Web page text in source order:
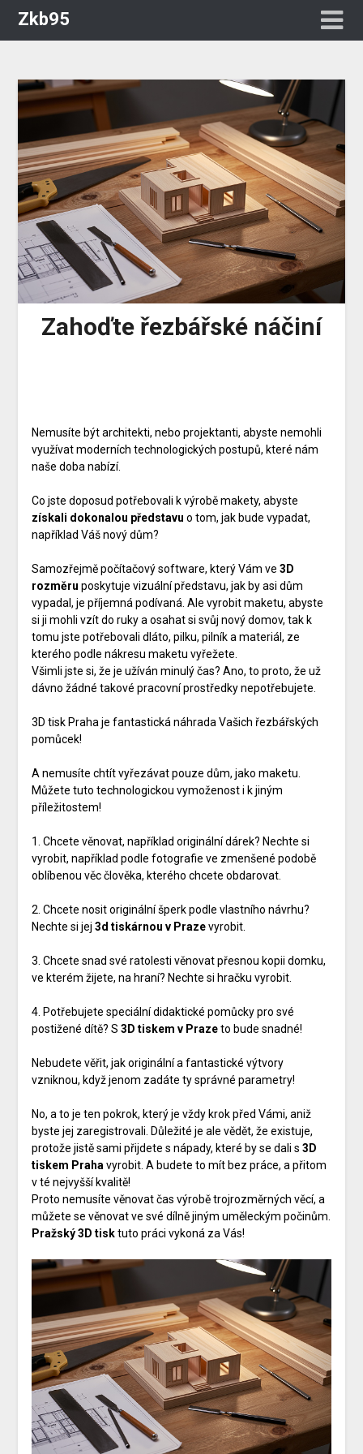
Zkb95
Zahoďte řezbářské náčiní
Nemusíte být architekti, nebo projektanti, abyste nemohli
využívat moderních technologických postupů, které nám
naše doba nabízí.
Co jste doposud potřebovali k výrobě makety, abyste
získali dokonalou představu o tom, jak bude vypadat,
například Váš nový dům?
Samozřejmě počítačový software, který Vám ve 3D
rozměru poskytuje vizuální představu, jak by asi dům
vypadal, je příjemná podívaná. Ale vyrobit maketu, abyste
si ji mohli vzít do ruky a osahat si svůj nový domov, tak k
tomu jste potřebovali dláto, pilku, pilník a materiál, ze
kterého podle nákresu maketu vyřežete.
Všimli jste si, že je užíván minulý čas? Ano, to proto, že už
dávno žádné takové pracovní prostředky nepotřebujete.
3D tisk Praha je fantastická náhrada Vašich řezbářských
pomůcek!
A nemusíte chtít vyřezávat pouze dům, jako maketu.
Můžete tuto technologickou vymoženost i k jiným
příležitostem!
1. Chcete věnovat, například originální dárek? Nechte si
vyrobit, například podle fotografie ve zmenšené podobě
oblíbenou věc člověka, kterého chcete obdarovat.
2. Chcete nosit originální šperk podle vlastního návrhu?
Nechte si jej 3d tiskárnou v Prazevyrobit.
3. Chcete snad své ratolesti věnovat přesnou kopii domku,
ve kterém žijete, na hraní? Nechte si hračku vyrobit.
4. Potřebujete speciální didaktické pomůcky pro své
postižené dítě? S 3D tiskem v Prazeto bude snadné!
Nebudete věřit, jak originální a fantastické výtvory
vzniknou, když jenom zadáte ty správné parametry!
No, a to je ten pokrok, který je vždy krok před Vámi, aniž
byste jej zaregistrovali. Důležité je ale vědět, že existuje,
protože jistě sami přijdete s nápady, které by se dali s 3D
tiskem Praha vyrobit. A budete to mít bez práce, a přitom
v té nejvyšší kvalitě!
Proto nemusíte věnovat čas výrobě trojrozměrných věcí, a
můžete se věnovat ve své dílně jiným uměleckým počinům.
Pražský 3D tisktuto práci vykoná za Vás!